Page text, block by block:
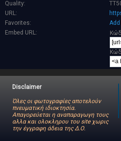
Quality:
URL:
Favorites:
Embed URL:
Disclaimer
Όλες οι φωτογραφίες αποτελούν
πνευματική ιδιοκτησία.
Απαγορεύεται η αναπαραγωγη τους
αλλα και ολοκληρου του site χωρις
την έγγραφη άδεια της Δ.Ο.